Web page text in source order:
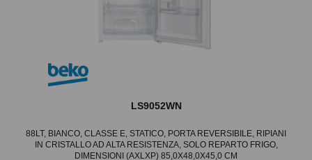
LS9052WN
88LT, BIANCO, CLASSE E, STATICO, PORTA REVERSIBILE, RIPIANI
IN CRISTALLO AD ALTA RESISTENZA, SOLO REPARTO FRIGO,
DIMENSIONI (AXLXP) 85,0X48,0X45,0 CM